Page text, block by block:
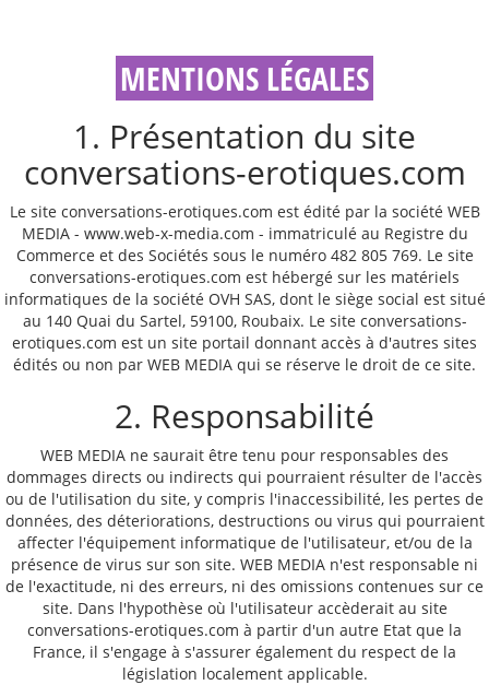
MENTIONS LÉGALES
1. Présentation du site
conversations-erotiques.com
Le site conversations-erotiques.com est édité par la société WEB
MEDIA - www.web-x-media.com - immatriculé au Registre du
Commerce et des Sociétés sous le numéro 482 805 769. Le site
conversations-erotiques.com est hébergé sur les matériels
informatiques de la société OVH SAS, dont le siège social est situé
au 140 Quai du Sartel, 59100, Roubaix. Le site conversations-
erotiques.com est un site portail donnant accès à d'autres sites
édités ou non par WEB MEDIA qui se réserve le droit de ce site.
2. Responsabilité
WEB MEDIA ne saurait être tenu pour responsables des
dommages directs ou indirects qui pourraient résulter de l'accès
ou de l'utilisation du site, y compris l'inaccessibilité, les pertes de
données, des déteriorations, destructions ou virus qui pourraient
affecter l'équipement informatique de l'utilisateur, et/ou de la
présence de virus sur son site. WEB MEDIA n'est responsable ni
de l'exactitude, ni des erreurs, ni des omissions contenues sur ce
site. Dans l'hypothèse où l'utilisateur accèderait au site
conversations-erotiques.com à partir d'un autre Etat que la
France, il s'engage à s'assurer également du respect de la
législation localement applicable.